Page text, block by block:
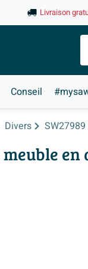
Livraison
Conseil
Divers SW27989
meuble